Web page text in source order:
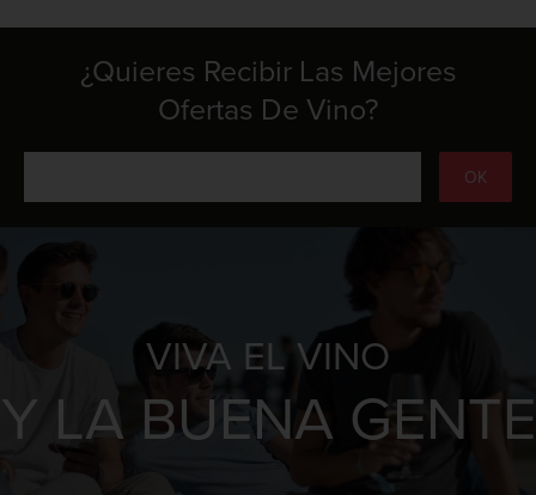
¿Quieres Recibir Las Mejores
Ofertas De Vino?
VIVA EL VINO
Y LA BUENA GENTE